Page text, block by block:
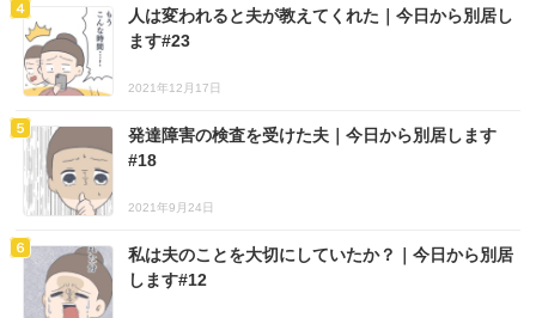
人は変われると夫が教えてくれた｜今日から別居し
ます#23
2021年12月17日
発達障害の検査を受けた夫｜今日から別居します
#18
2021年9月24日
私は夫のことを大切にしていたか？｜今日から別居
します#12